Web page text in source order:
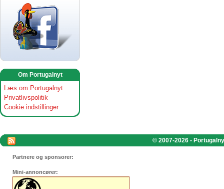
Om Portugalnyt
Læs om Portugalnyt
Privatlivspolitik
Cookie indstillinger
© 2007-2026 -
Partnere og sponsorer:
Mini-annoncører: